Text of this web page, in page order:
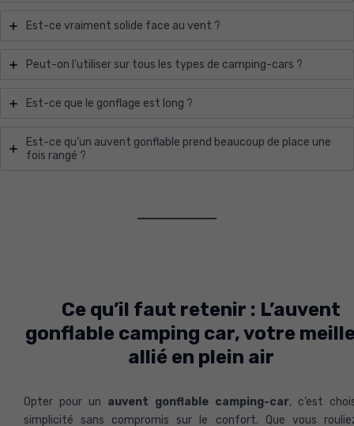
Est-ce vraiment solide face au vent ?
Peut-on l’utiliser sur tous les types de camping-cars ?
Est-ce que le gonflage est long ?
Est-ce qu’un auvent gonflable prend beaucoup de place une
fois rangé ?
Ce qu’il faut retenir : L’auvent
gonflable camping car, votre
allié en plein air
Opter pour un auvent gonflable camping-car, c’est
simplicité sans compromis sur le confort. Que vous